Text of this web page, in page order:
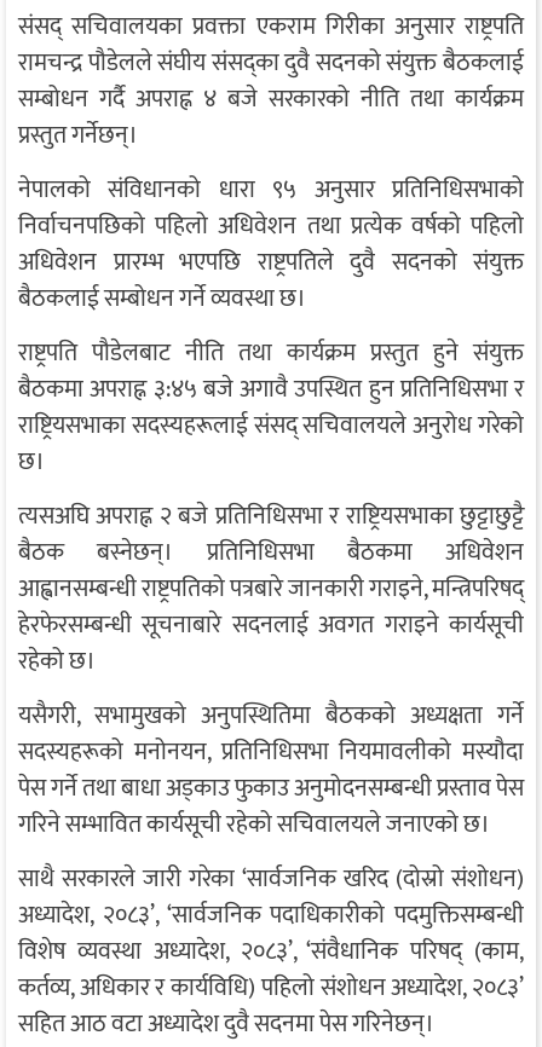
संसद् सचिवालयका प्रवक्ता एकराम गिरीका अनुसार राष्ट्रपति
रामचन्द्र पौडेलले संघीय संसद्का दुवै सदनको संयुक्त बैठकलाई
सम्बोधन गर्दै अपराह्न ४ बजे सरकारको नीति तथा कार्यक्रम
प्रस्तुत गर्नेछन्।
नेपालको संविधानको धारा ९५ अनुसार प्रतिनिधिसभाको
निर्वाचनपछिको पहिलो अधिवेशन तथा प्रत्येक वर्षको पहिलो
अधिवेशन प्रारम्भ भएपछि राष्ट्रपतिले दुवै सदनको संयुक्त
बैठकलाई सम्बोधन गर्ने व्यवस्था छ।
राष्ट्रपति पौडेलबाट नीति तथा कार्यक्रम प्रस्तुत हुने संयुक्त
बैठकमा अपराह्न ३:४५ बजे अगावै उपस्थित हुन प्रतिनिधिसभा र
राष्ट्रियसभाका सदस्यहरूलाई संसद् सचिवालयले अनुरोध गरेको
छ।
त्यसअघि अपराह्न २ बजे प्रतिनिधिसभा र राष्ट्रियसभाका छुट्टाछुट्टै
बैठक बस्नेछन्। प्रतिनिधिसभा बैठकमा अधिवेशन
आह्वानसम्बन्धी राष्ट्रपतिको पत्रबारे जानकारी गराइने, मन्त्रिपरिषद्
हेरफेरसम्बन्धी सूचनाबारे सदनलाई अवगत गराइने कार्यसूची
रहेको छ।
यसैगरी, सभामुखको अनुपस्थितिमा बैठकको अध्यक्षता गर्ने
सदस्यहरूको मनोनयन, प्रतिनिधिसभा नियमावलीको मस्यौदा
पेस गर्ने तथा बाधा अड्काउ फुकाउ अनुमोदनसम्बन्धी प्रस्ताव पेस
गरिने सम्भावित कार्यसूची रहेको सचिवालयले जनाएको छ।
साथै सरकारले जारी गरेका ‘सार्वजनिक खरिद (दोस्रो संशोधन)
अध्यादेश, २०८३’, ‘सार्वजनिक पदाधिकारीको पदमुक्तिसम्बन्धी
विशेष व्यवस्था अध्यादेश, २०८३’, ‘संवैधानिक परिषद् (काम,
कर्तव्य, अधिकार र कार्यविधि) पहिलो संशोधन अध्यादेश, २०८३’
सहित आठ वटा अध्यादेश दुवै सदनमा पेस गरिनेछन्।